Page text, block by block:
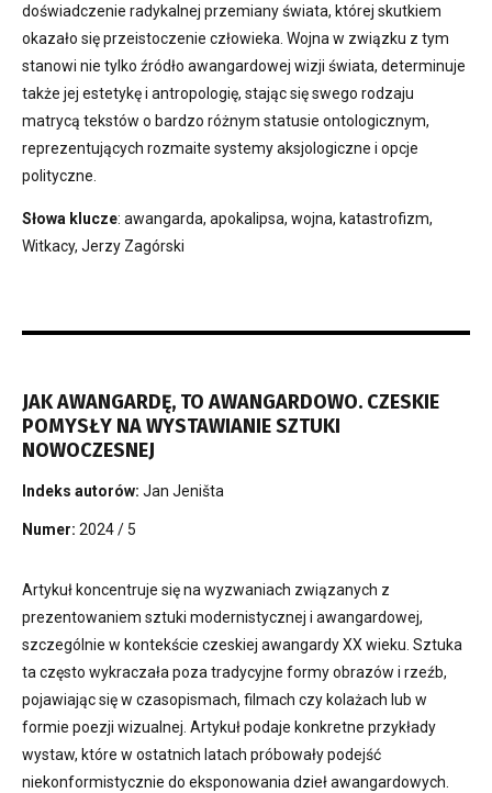
doświadczenie radykalnej przemiany świata, której skutkiem
okazało się przeistoczenie człowieka. Wojna w związku z tym
stanowi nie tylko źródło awangardowej wizji świata, determinuje
także jej estetykę i antropologię, stając się swego rodzaju
matrycą tekstów o bardzo różnym statusie ontologicznym,
reprezentujących rozmaite systemy aksjologiczne i opcje
polityczne.
Słowa klucze: awangarda, apokalipsa, wojna, katastrofizm,
Witkacy, Jerzy Zagórski
JAK AWANGARDĘ, TO AWANGARDOWO. CZESKIE
POMYSŁY NA WYSTAWIANIE SZTUKI
NOWOCZESNEJ
Indeks autorów: Jan Jeništa
Numer: 2024 / 5
Artykuł koncentruje się na wyzwaniach związanych z
prezentowaniem sztuki modernistycznej i awangardowej,
szczególnie w kontekście czeskiej awangardy XX wieku. Sztuka
ta często wykraczała poza tradycyjne formy obrazów i rzeźb,
pojawiając się w czasopismach, filmach czy kolażach lub w
formie poezji wizualnej. Artykuł podaje konkretne przykłady
wystaw, które w ostatnich latach próbowały podejść
niekonformistycznie do eksponowania dzieł awangardowych.